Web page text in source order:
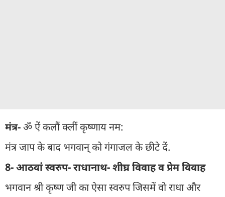
मंत्र-ॐ ऐं कलौं क्लीं कृष्णाय नम:
मंत्र जाप के बाद भगवान् को गंगाजल के छीटे दें.
8- आठवां स्वरुप- राधानाथ- शीघ्र विवाह व प्रेम विवाह
भगवान श्री कृष्ण जी का ऐसा स्वरुप जिसमें वो राधा और